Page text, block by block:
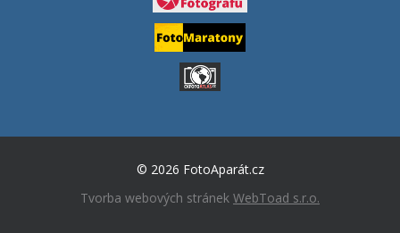
© 2026 FotoAparát.cz
Tvorba webových stránek WebToad s.r.o.